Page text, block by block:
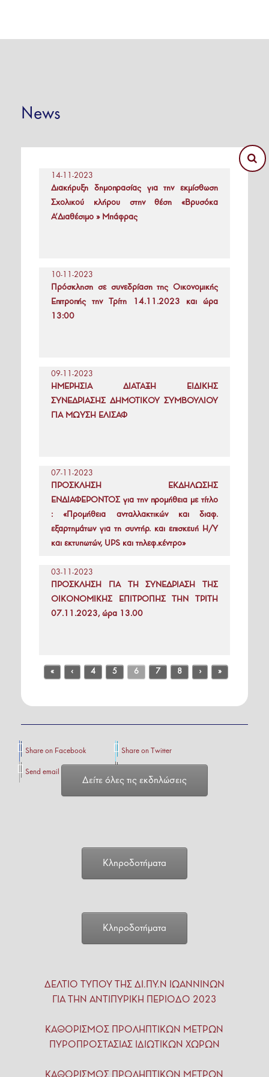
News
Διακήρυξη δημοπρασίας για την εκμίσθωση
Σχολικού κλήρου στην θέση «Βρυσόκα
Α’Διαθέσιμο » Μπάφρας
14-11-2023
Πρόσκληση σε συνεδρίαση της Οικονομικής
Επιτροπής την Τρίτη 14.11.2023 και ώρα
13:00
10-11-2023
ΗΜΕΡΗΣΙΑ ΔΙΑΤΑΞΗ ΕΙΔΙΚΗΣ
ΣΥΝΕΔΡΙΑΣΗΣ ΔΗΜΟΤΙΚΟΥ ΣΥΜΒΟΥΛΙΟΥ
ΓΙΑ ΜΩΥΣΗ ΕΛΙΣΑΦ
09-11-2023
ΠΡΟΣΚΛΗΣΗ ΕΚΔΗΛΩΣΗΣ
ΕΝΔΙΑΦΕΡΟΝΤΟΣ για την προμήθεια με τίτλο
: «Προμήθεια ανταλλακτικών και διαφ.
εξαρτημάτων για τη συντήρ. και επισκευή Η/Υ
και εκτυπωτών, UPS και τηλεφ.κέντρο»
07-11-2023
ΠΡΟΣΚΛΗΣΗ ΓΙΑ ΤΗ ΣΥΝΕΔΡΙΑΣΗ ΤΗΣ
ΟΙΚΟΝΟΜΙΚΗΣ ΕΠΙΤΡΟΠΗΣ ΤΗΝ ΤΡΙΤΗ
07.11.2023, ώρα 13.00
03-11-2023
« ‹ 4 5 6 7 8 › »
Share on Facebook Share on Twitter
Send email
Δείτε όλες τις εκδηλώσεις
Κληροδοτήματα
Κληροδοτήματα
ΔΕΛΤΙΟ ΤΥΠΟΥ ΤΗΣ ΔΙ.ΠΥ.Ν ΙΩΑΝΝΙΝΩΝ
ΓΙΑ ΤΗΝ ΑΝΤΙΠΥΡΙΚΗ ΠΕΡΙΟΔΟ 2023
ΚΑΘΟΡΙΣΜΟΣ ΠΡΟΛΗΠΤΙΚΩΝ ΜΕΤΡΩΝ
ΠΥΡΟΠΡΟΣΤΑΣΙΑΣ ΙΔΙΩΤΙΚΩΝ ΧΩΡΩΝ
ΚΑΘΟΡΙΣΜΟΣ ΠΡΟΛΗΠΤΙΚΩΝ ΜΕΤΡΩΝ